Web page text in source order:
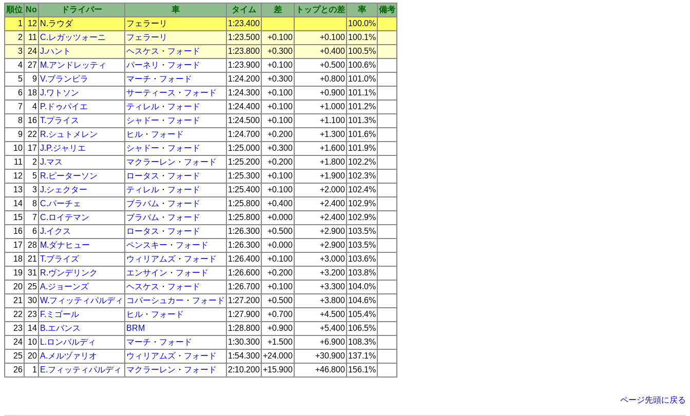
順位 No ドライバー 車 タイム 差 トップとの差 率
備考
1
12 N.ラウダ フェラーリ 1:23.400
100.0%
2
11 C.レガッツォーニ フェラーリ 1:23.500 +0.100 +0.100 100.1%
3
24 J.ハント ヘスケス ・ フォード 1:23.800 +0.300 +0.400 100.5%
4
27 M.アンドレッティ パーネリ ・ フォード 1:23.900 +0.100 +0.500 100.6%
5
9 V.ブランビラ マーチ ・ フォード 1:24.200 +0.300 +0.800 101.0%
6
18 J.ワトソン サーティース ・ フォード 1:24.300 +0.100 +0.900 101.1%
7
4 P.ドゥパイエ ティレル ・ フォード 1:24.400 +0.100 +1.000 101.2%
8
16 T.プライス シャドー ・ フォード 1:24.500 +0.100 +1.100 101.3%
9
22 R.シュトメレン ヒル ・ フォード 1:24.700 +0.200 +1.300 101.6%
10
17 J.P.ジャリエ シャドー ・ フォード 1:25.000 +0.300 +1.600 101.9%
11
2 J.マス マクラーレン ・ フォード 1:25.200 +0.200 +1.800 102.2%
12
5 R.ピーターソン ロータス ・ フォード 1:25.300 +0.100 +1.900 102.3%
13
3 J.シェクター ティレル ・ フォード 1:25.400 +0.100 +2.000 102.4%
14
8 C.パーチェ ブラバム ・ フォード 1:25.800 +0.400 +2.400 102.9%
15
7 C.ロイテマン ブラバム ・ フォード 1:25.800 +0.000 +2.400 102.9%
16
6 J.イクス ロータス ・ フォード 1:26.300 +0.500 +2.900 103.5%
17
28 M.ダナヒュー ペンスキー ・ フォード 1:26.300 +0.000 +2.900 103.5%
18
21 T.ブライズ ウィリアムズ ・ フォード 1:26.400 +0.100 +3.000 103.6%
19 31 R.ヴンデリンク エンサイン ・ フォード 1:26.600 +0.200 +3.200 103.8%
20
25 A.ジョーンズ ヘスケス ・ フォード 1:26.700 +0.100 +3.300 104.0%
21
30 W.フィッティパルディ コパーシュカー ・ フォード 1:27.200 +0.500 +3.800 104.6%
22
23 F.ミゴール ヒル ・ フォード 1:27.900 +0.700 +4.500 105.4%
23
14 B.エバンス BRM 1:28.800 +0.900 +5.400 106.5%
24
10 L.ロンバルディ マーチ ・ フォード 1:30.300 +1.500 +6.900 108.3%
25
20 A.メルヅァリオ ウィリアムズ ・ フォード 1:54.300 +24.000 +30.900 137.1%
26
1 E.フィッティパルディ マクラーレン ・ フォード 2:10.200 +15.900 +46.800 156.1%
ページ先頭に戻る